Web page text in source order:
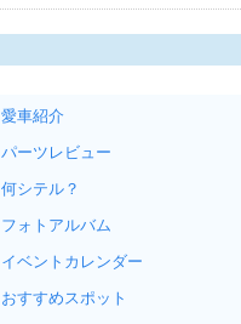
愛車紹介
パーツレビュー
何シテル？
フォトアルバム
イベントカレンダー
おすすめスポット